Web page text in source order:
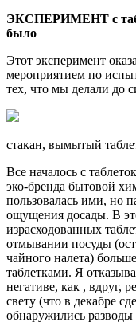
ЭКСПЕРИМЕНТ с
было
Этот эксперимент
мероприятием по
тех, что мы делали до
стакан, вымытый
Все началось с
эко-бренда бытовой
пользовалась ими, но
ощущения досады. В
израсходованных
отмывании посуды
чайного налета)
таблетками. Я
негативе, как , вдруг,
свету (что в декабре
обнаружились